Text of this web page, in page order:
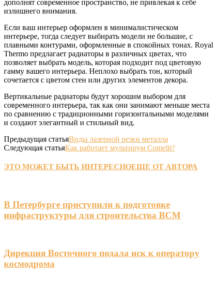
дополнят современное пространство, не привлекая к себе
излишнего внимания.
Если ваш интерьер оформлен в минималистическом
интерьере, тогда следует выбирать модели не большие, с
плавными контурами, оформленные в спокойных тонах. Royal
Thermo предлагает радиаторы в различных цветах, что
позволяет выбрать модель, которая подходит под цветовую
гамму вашего интерьера. Неплохо выбрать тон, который
сочетается с цветом стен или других элементов декора.
Вертикальные радиаторы будут хорошим выбором для
современного интерьера, так как они занимают меньше места
по сравнению с традиционными горизонтальными моделями
и создают элегантный и стильный вид.
Предыдущая статьяВиды лазерной резки металла
Следующая статьяКак работает мультирум Comelit?
ЭТО МОЖЕТ БЫТЬ ИНТЕРЕСНОЕЩЕ ОТ АВТОРА
В Петербурге приступили к подготовке
инфраструктуры для строительства ВСМ
Дирекция Восточного подала иск к оператору
космодрома